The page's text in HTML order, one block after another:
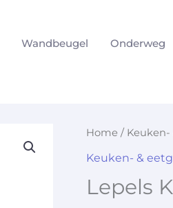
Wandbeugel Onderweg
Home / Keuken-
Keuken- &
Lepels